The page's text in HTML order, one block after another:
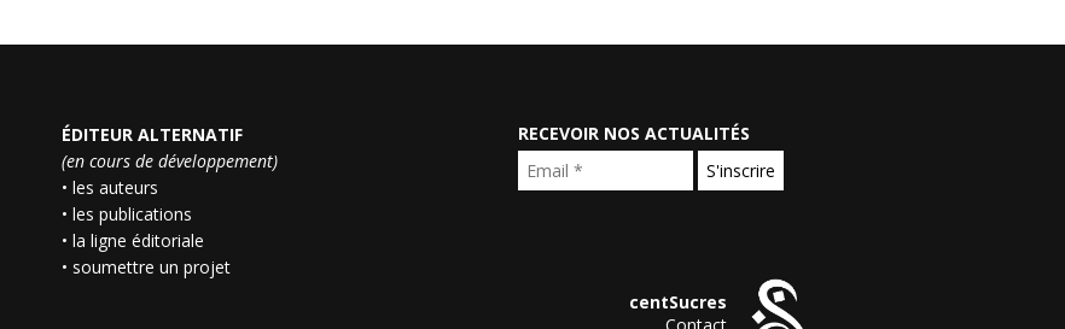
ÉDITEUR ALTERNATIF
(en cours de développement)
• les auteurs
• les publications
• la ligne éditoriale
• soumettre un projet
RECEVOIR NOS ACTUALITÉS
centSucres